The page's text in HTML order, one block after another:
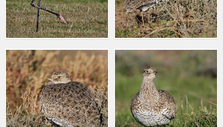
Αριθμός ατόμων : 1
Ημ. λήψης : 28 Ιαν. 2021
© Costas Panagiotidis
Χαμωτίδα
Tetrax tetrax
8 Δεκ. 2013
Χαμωτίδα Χαμωτίδα